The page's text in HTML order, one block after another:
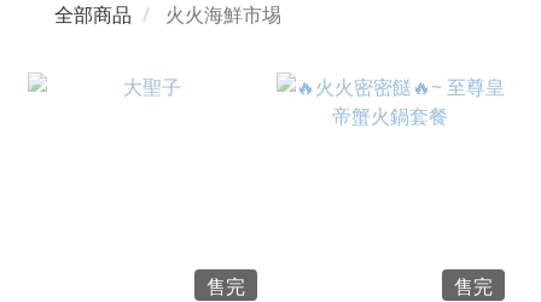
全部商品 火火海鮮市埸
售完
售完